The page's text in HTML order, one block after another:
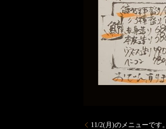
11/2(月)のメニューです。